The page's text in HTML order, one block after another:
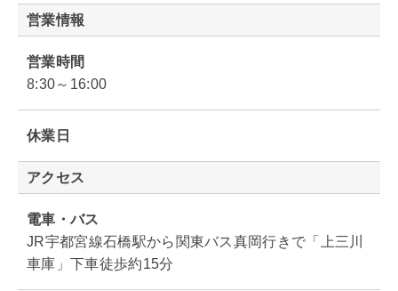
営業情報
営業時間
8:30～16:00
休業日
アクセス
電車・バス
JR宇都宮線石橋駅から関東バス真岡行きで「上三川
車庫」下車徒歩約15分